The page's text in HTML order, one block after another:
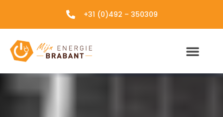
+31 (0)492 – 350309